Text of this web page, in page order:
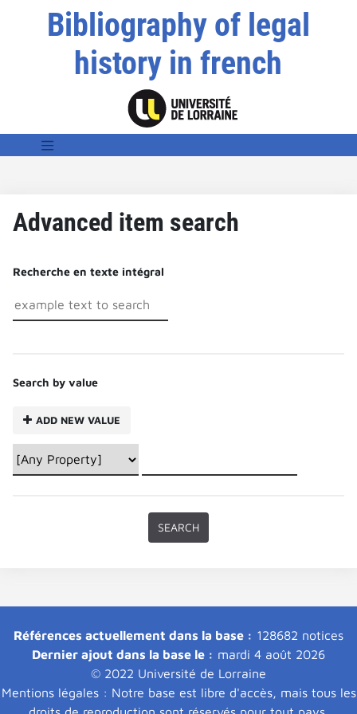
Bibliography of legal
history in french
Advanced item search
Recherche en texte intégral
Search by value
ADD NEW VALUE
Références actuellement dans la base : 128682 notices
Dernier ajout dans la base le : mardi 4 août 2026
© 2022 Université de Lorraine
Mentions légales : Notre base est libre d'accès, mais tous les